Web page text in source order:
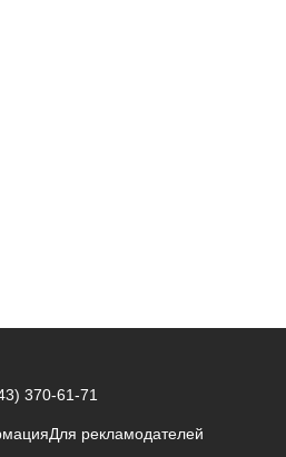
370-61-71
Для рекламодателей